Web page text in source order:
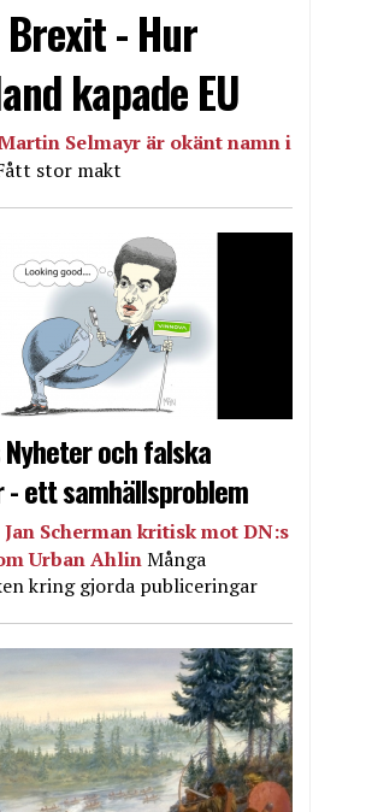
- Hur
kapade EU
Selmayr är okänt namn i
stor makt
Nyheter och falska
- ett samhällsproblem
Jan Scherman kritisk mot DN:s
Urban AhlinMånga
kring gjorda publiceringar